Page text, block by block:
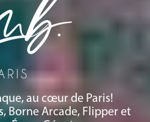
au cœur de Paris!
Borne Arcade, Flipper et